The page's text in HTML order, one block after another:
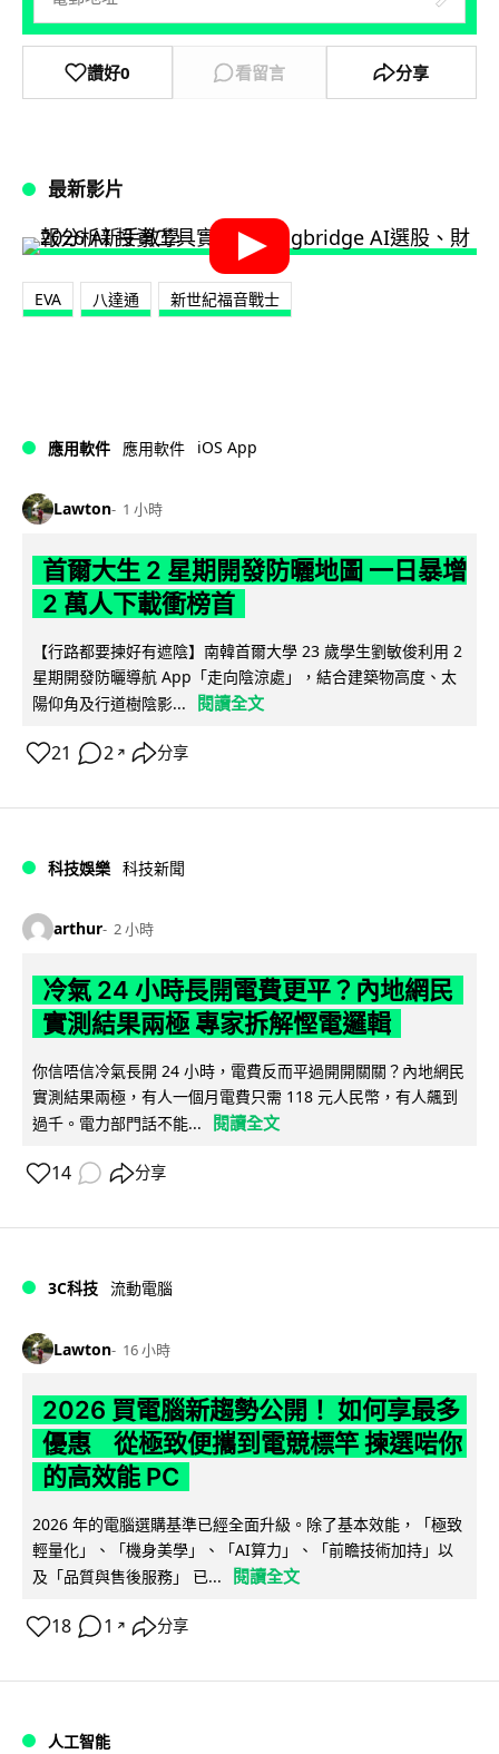
讚好0 看留言 分享
最新影片
EVA 八達通 新世紀福音戰士
應用軟件 應用軟件 iOS App
Lawton 1 小時
首爾大生 2 星期開發防曬地圖 一日暴增
2 萬人下載衝榜首
【行路都要揀好有遮陰】南韓首爾大學 23 歲學生劉敏俊利用 2
星期開發防曬導航 App「走向陰涼處」，結合建築物高度、太
陽仰角及行道樹陰影...
閱讀全文
21 2 ↗ 分享
科技娛樂 科技新聞
arthur 2 小時
冷氣 24 小時長開電費更平？內地網民
實測結果兩極 專家拆解慳電邏輯
你信唔信冷氣長開 24 小時，電費反而平過開開關關？內地網民
實測結果兩極，有人一個月電費只需 118 元人民幣，有人飆到
過千。電力部門話不能...
閱讀全文
14 分享
3C科技 流動電腦
Lawton 16 小時
2026 買電腦新趨勢公開！ 如何享最多
優惠 從極致便攜到電競標竿 揀選啱你
的高效能 PC
2026 年的電腦選購基準已經全面升級。除了基本效能，「極致
輕量化」、「機身美學」、「AI算力」、「前瞻技術加持」以
及「品質與售後服務」 已...
閱讀全文
18 1 ↗ 分享
人工智能